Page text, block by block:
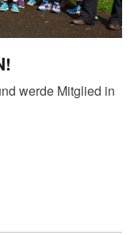
werde Mitglied in